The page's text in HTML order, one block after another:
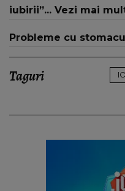
iubirii”... Vezi mai
Probleme cu
Taguri